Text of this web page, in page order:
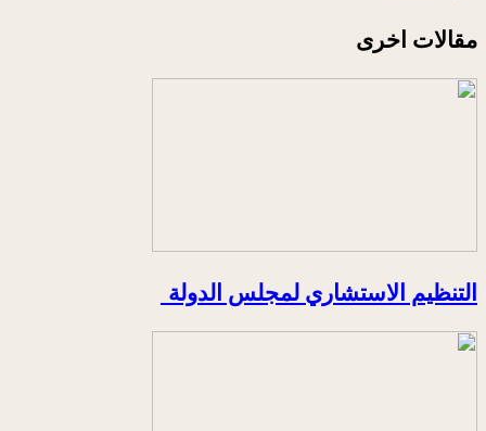
مقالات اخرى
التنظيم الاستشاري لمجلس الدولة